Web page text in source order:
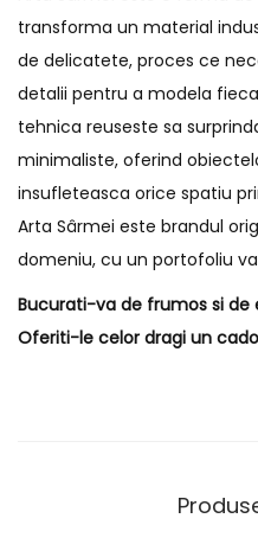
transforma un material
de delicatete, proces ce
detalii pentru a modela
tehnica reuseste sa
minimaliste, oferind
insufleteasca orice spatiu
Arta Sârmei este brandul
domeniu, cu un portofoliu
Bucurati-va de frumos si
Oferiti-le celor dragi un